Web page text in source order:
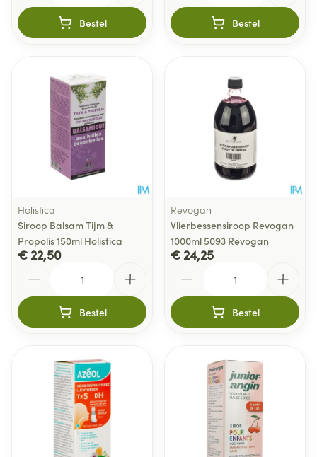
Bestel Bestel
Holistica
Siroop Balsam Tijm &
Propolis 150ml Holistica
€ 22,50
Bestel
Revogan
Vlierbessensiroop Revogan
1000ml 5093 Revogan
€ 24,25
Bestel